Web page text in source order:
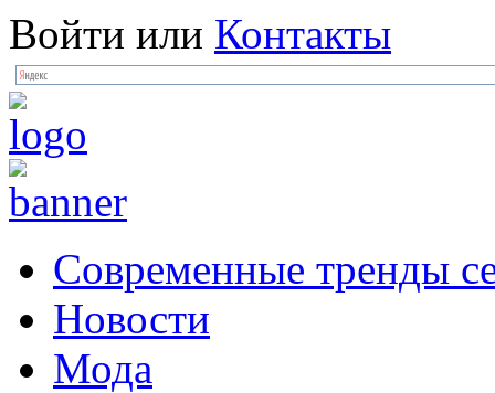
Войти или Контакты
Современные тренды
Новости
Мода